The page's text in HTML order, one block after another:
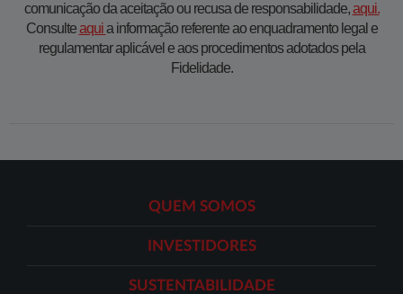
comunicação da aceitação ou recusa de responsabilidade,aqui.
Consulteaqui ​a informação referente ao enquadramento legal e
regulamentar aplicável e aos procedimentos adotados pela
Fidelidade.
QUEM SOMOS
INVESTIDORES
SUSTENTABILIDADE